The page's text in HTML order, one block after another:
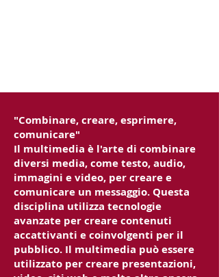
"Combinare, creare, esprimere,
comunicare"
Il multimedia è l'arte di combinare
diversi media, come testo, audio,
immagini e video, per creare e
comunicare un messaggio. Questa
disciplina utilizza tecnologie
avanzate per creare contenuti
accattivanti e coinvolgenti per il
pubblico. Il multimedia può essere
utilizzato per creare presentazioni,